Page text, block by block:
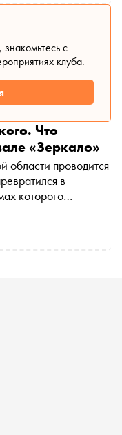
с
клуба.
Что
«Зеркало»
области проводится
в
которого